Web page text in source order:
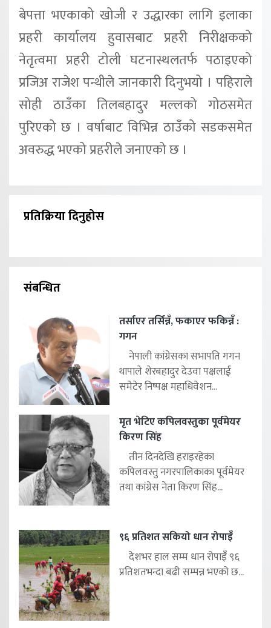
बेपत्ता भएकाको खोजी र उद्धारका लागि इलाका
प्रहरी कार्यालय हुवासबाट प्रहरी निरीक्षकको
नेतृत्वमा प्रहरी टोली घटनास्थलतर्फ पठाइएको
प्रजिअ राजेश पन्थीले जानकारी दिनुभयो । पहिराले
सोही ठाउँका तिलबहादुर मल्लको गोठसमेत
पुरिएको छ । वर्षाबाट विभिन्न ठाउँको सडकसमेत
अवरुद्ध भएको प्रहरीले जनाएको छ ।
प्रतिक्रिया दिनुहोस
संबन्धित
तर्साएर तर्सिन्नँ, फकाएर फकिन्नँ :
गगन
नेपाली कांग्रेसका सभापति गगन
थापाले शेरबहादुर देउवा पक्षलाई
समेटेर निष्पक्ष महाधिवेशन...
मृत भेटिए कपिलवस्तुका पूर्वमेयर
किरण सिंह
तीन दिनदेखि हराइरहेका
कपिलवस्तु नगरपालिकाका पूर्वमेयर
तथा कांग्रेस नेता किरण सिंह...
९६ प्रतिशत सकियो धान रोपाइँ
देशभर हाल सम्म धान रोपाइँ ९६
प्रतिशतभन्दा बढी सम्पन्न भएको छ...